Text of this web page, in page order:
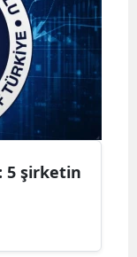
5 şirketin